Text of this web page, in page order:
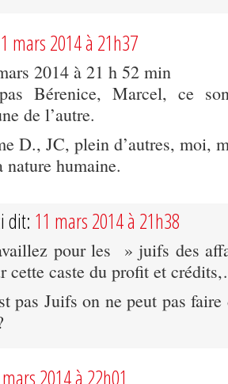
mars 2014 à 21h37
2014 à 21 h 52 min
Bérenice, Marcel, ce
de l’autre.
D., JC, plein d’autres, moi,
humaine.
dit: 11 mars 2014 à 21h38
pour les » juifs des
cette caste du profit et
pas Juifs on ne peut pas
2014 à 22h01